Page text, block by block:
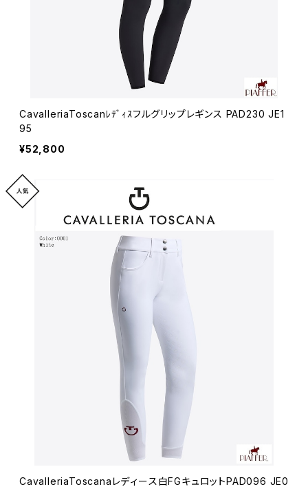
CavalleriaToscanﾚﾃﾞｨｽフルグリップレギンス PAD230 JE1
95
¥52,800
CavalleriaToscanaレディース白FGキュロットPAD096 JE0